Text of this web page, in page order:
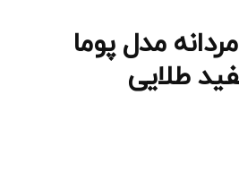
مدل پوما